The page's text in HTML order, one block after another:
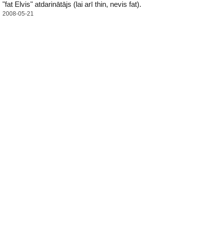
"fat Elvis" atdarinātājs (lai arī thin, nevis fat).
2008-05-21